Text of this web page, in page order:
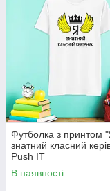
Футболка з принтом
знатний класний
Push IT
В наявності